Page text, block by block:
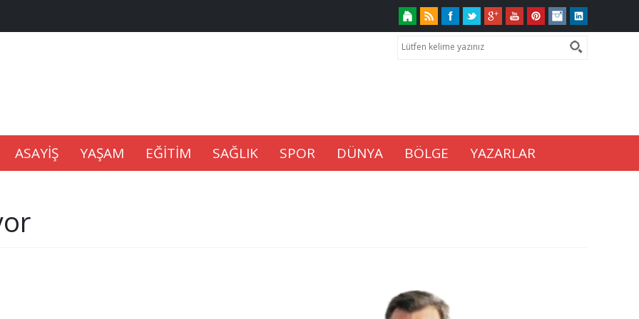
ASAYİŞ YAŞAM EĞİTİM SAĞLIK SPOR DÜNYA BÖLGE YAZARLAR